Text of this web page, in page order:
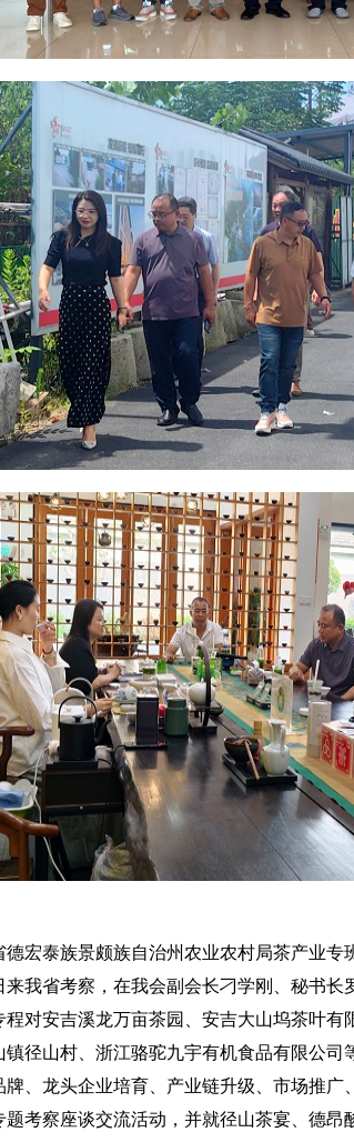
宏泰族景颇族自治州农业农村局茶产业专
来我省考察，在我会副会长刁学刚、秘书长
程对安吉溪龙万亩茶园、安吉大山坞茶叶有
镇径山村、浙江骆驼九宇有机食品有限公司
牌、龙头企业培育、产业链升级、市场推
题考察座谈交流活动，并就径山茶宴、德昂